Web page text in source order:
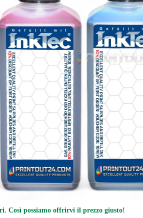
Così possiamo offrirvi il prezzo giusto!